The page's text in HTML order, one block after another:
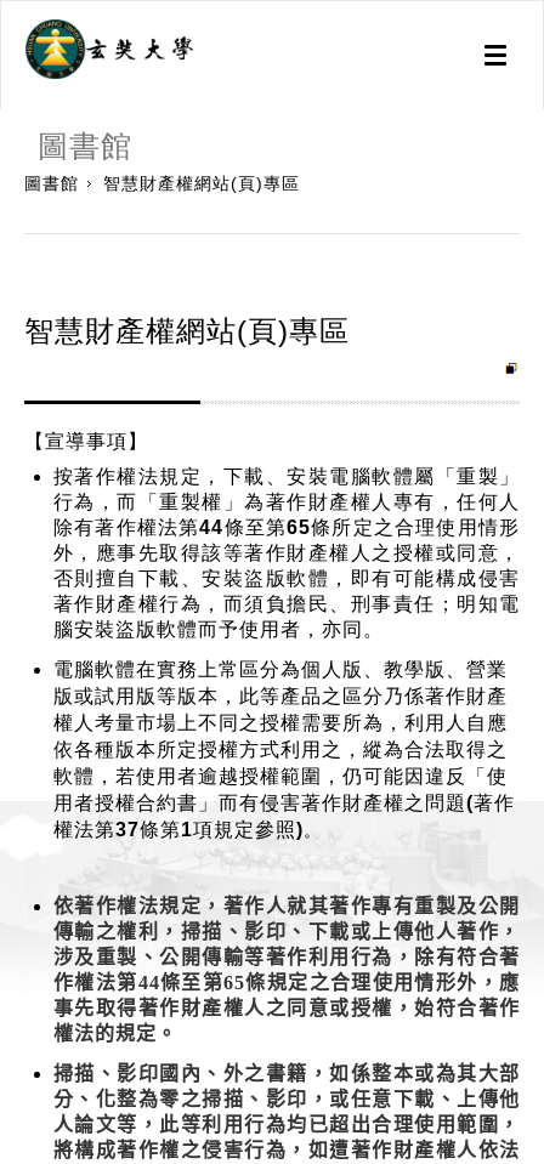
Toggle
圖書館
圖書館 智慧財產權網站(頁)專區
智慧財產權網站(頁)專區
【宣導事項】
按著作權法規定，下載、安裝電腦軟體屬「重製」
行為，而「重製權」為著作財產權人專有，任何人
除有著作權法第44條至第65條所定之合理使用情形
外，應事先取得該等著作財產權人之授權或同意，
否則擅自下載、安裝盜版軟體，即有可能構成侵害
著作財產權行為，而須負擔民、刑事責任；明知電
腦安裝盜版軟體而予使用者，亦同。
電腦軟體在實務上常區分為個人版、教學版、營業
版或試用版等版本，此等產品之區分乃係著作財產
權人考量市場上不同之授權需要所為，利用人自應
依各種版本所定授權方式利用之，縱為合法取得之
軟體，若使用者逾越授權範圍，仍可能因違反「使
用者授權合約書」而有侵害著作財產權之問題(著作
權法第37條第1項規定參照)。
依著作權法規定，著作人就其著作專有重製及公開
傳輸之權利，掃描、影印、下載或上傳他人著作，
涉及重製、公開傳輸等著作利用行為，除有符合著
作權法第44條至第65條規定之合理使用情形外，應
事先取得著作財產權人之同意或授權，始符合著作
權法的規定。
掃描、影印國內、外之書籍，如係整本或為其大部
分、化整為零之掃描、影印，或任意下載、上傳他
人論文等，此等利用行為均已超出合理使用範圍，
將構成著作權之侵害行為，如遭著作財產權人依法